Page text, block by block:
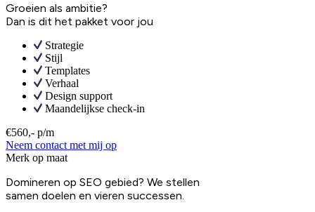
Groeien als ambitie?
Dan is dit het pakket voor jou
Strategie
Stijl
Templates
Verhaal
Design support
Maandelijkse check-in
€560,- p/m
Neem contact met mij op
Merk op maat
Domineren op SEO gebied? We stellen
samen doelen en vieren successen.